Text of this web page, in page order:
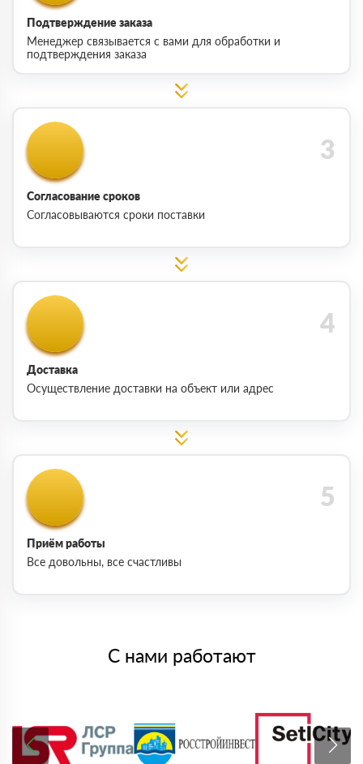
Подтверждение заказа
Менеджер связывается с вами для обработки и
подтверждения заказа
Согласование сроков
Согласовываются сроки поставки
Доставка
Осуществление доставки на объект или адрес
Приём работы
Все довольны, все счастливы
С нами работают